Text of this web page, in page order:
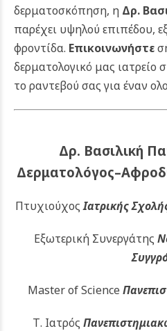
δερματοσκόπηση, η Δρ.
παρέχει υψηλού επιπέδου,
φροντίδα. Επικοινωνήστε
δερματολογικό μας ιατρείο
το ραντεβού σας για έναν
Δρ. Βασιλική
ΠτυχιούχοςΙατρικής
Εξωτερική Συνεργάτης
Master of Science
Τ. Ιατρός